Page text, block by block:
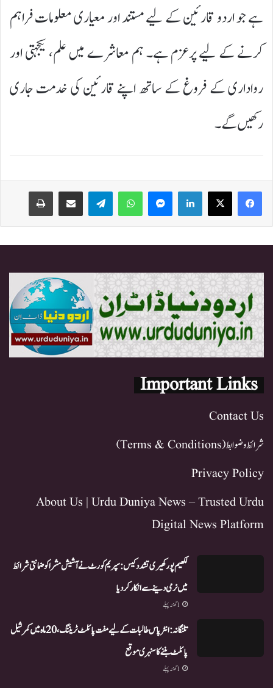
ہے جو اردو قارئین کے لیے مستند اور معیاری معلومات فراہم
کرنے کے لیے پرعزم ہے۔ ہم معاشرے میں علم، یکجہتی اور
رواداری کے فروغ کے ساتھ اپنے قارئین کی خدمت جاری
رکھیں گے۔
LinkedIn
WhatsApp
Telegram
Important Links
Contact Us
شرائط و ضوابط (Terms & Conditions)
Privacy Policy
About Us | Urdu Duniya News – Trusted Urdu
Digital News Platform
لکھیم پور کھیری تشدد کیس: سپریم کورٹ نے آشیش مشرا کو ضمانتی شرائط
میں نرمی دینے سے انکار کر دیا
1 گھنٹہ پہلے
تلنگانہ: انٹر پاس طالبات کے لیے مفت پائلٹ ٹریننگ، 20 ماہ میں کمرشیل
پائلٹ بننے کا سنہری موقع
1 گھنٹہ پہلے